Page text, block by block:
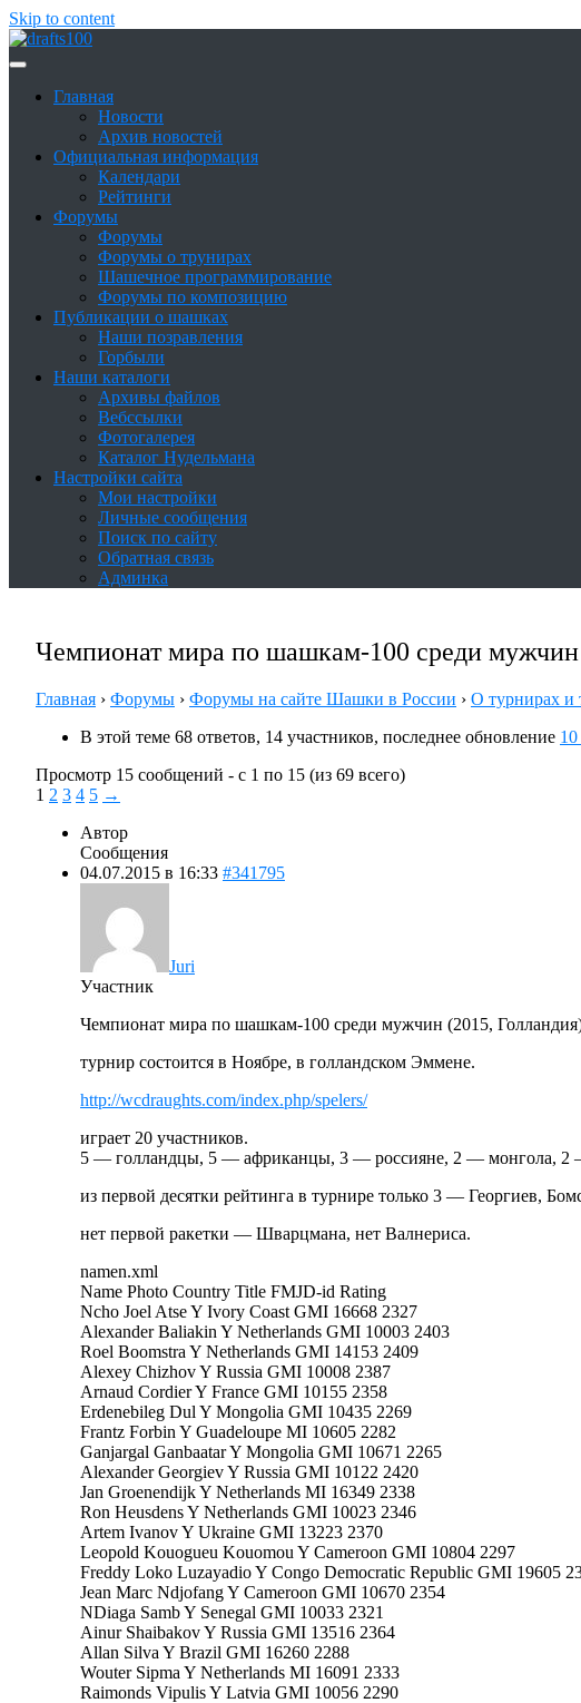
Skip to content
Шашки в России
Главная
Новости
Архив новостей
Официальная информация
Календари
Рейтинги
Форумы
Форумы
Форумы о трунирах
Шашечное программирование
Форумы по композицию
Публикации о шашках
Наши позравления
Горбыли
Наши каталоги
Архивы файлов
Вебссылки
Фотогалерея
Каталог Нудельмана
Настройки сайта
Мои настройки
Личные сообщения
Поиск по сайту
Обратная связь
Админка
Чемпионат мира по шашкам-100 среди мужчин
Главная › Форумы › Форумы на сайте Шашки в России › О турнирах и
В этой теме 68 ответов, 14 участников, последнее обновление 10
Просмотр 15 сообщений - с 1 по 15 (из 69 всего)
1 2 3 4 5 →
Автор
Сообщения
04.07.2015 в 16:33 #341795
Juri
Участник
Чемпионат мира по шашкам-100 среди мужчин (2015,
турнир состоится в Ноябре, в голландском Эммене.
http://wcdraughts.com/index.php/spelers/
играет 20 участников.
5 — голландцы, 5 — африканцы, 3 — россияне, 2 — монгола, 2
из первой десятки рейтинга в турнире только 3 — Георгиев,
нет первой ракетки — Шварцмана, нет Валнериса.
namen.xml
Name Photo Country Title FMJD-id Rating
Ncho Joel Atse Y Ivory Coast GMI 16668 2327
Alexander Baliakin Y Netherlands GMI 10003 2403
Roel Boomstra Y Netherlands GMI 14153 2409
Alexey Chizhov Y Russia GMI 10008 2387
Arnaud Cordier Y France GMI 10155 2358
Erdenebileg Dul Y Mongolia GMI 10435 2269
Frantz Forbin Y Guadeloupe MI 10605 2282
Ganjargal Ganbaatar Y Mongolia GMI 10671 2265
Alexander Georgiev Y Russia GMI 10122 2420
Jan Groenendijk Y Netherlands MI 16349 2338
Ron Heusdens Y Netherlands GMI 10023 2346
Artem Ivanov Y Ukraine GMI 13223 2370
Leopold Kouogueu Kouomou Y Cameroon GMI 10804 2297
Freddy Loko Luzayadio Y Congo Democratic Republic GMI 19605
Jean Marc Ndjofang Y Cameroon GMI 10670 2354
NDiaga Samb Y Senegal GMI 10033 2321
Ainur Shaibakov Y Russia GMI 13516 2364
Allan Silva Y Brazil GMI 16260 2288
Wouter Sipma Y Netherlands MI 16091 2333
Raimonds Vipulis Y Latvia GMI 10056 2290